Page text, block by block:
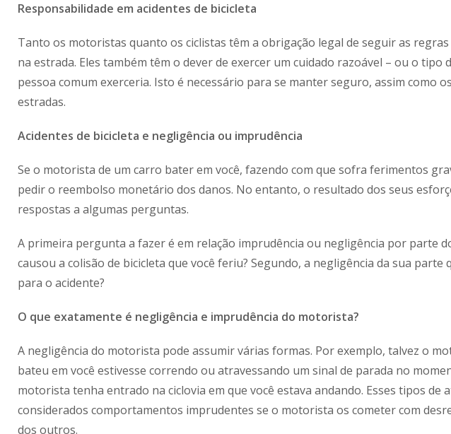
Responsabilidade em acidentes de bicicleta
Tanto os motoristas quanto os ciclistas têm a obrigação legal de seguir as
na estrada. Eles também têm o dever de exercer um cuidado razoável – ou o tipo
pessoa comum exerceria. Isto é necessário para se manter seguro, assim como
estradas.
Acidentes de bicicleta e negligência ou imprudência
Se o motorista de um carro bater em você, fazendo com que sofra ferimentos
pedir o reembolso monetário dos danos. No entanto, o resultado dos seus
respostas a algumas perguntas.
A primeira pergunta a fazer é em relação imprudência ou negligência por parte
causou a colisão de bicicleta que você feriu? Segundo, a negligência da sua
para o acidente?
O que exatamente é negligência e imprudência do motorista?
A negligência do motorista pode assumir várias formas. Por exemplo, talvez o
bateu em você estivesse correndo ou atravessando um sinal de parada no
motorista tenha entrado na ciclovia em que você estava andando. Esses tipos de
considerados comportamentos imprudentes se o motorista os cometer com
dos outros.